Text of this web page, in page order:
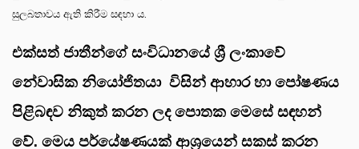
සුලබතාවය ඇති කිරීම සඳහා ය.
එක්සත් ජාතීන්ගේ සංවිධානයේ ශ්‍රී ලංකාවේ
නේවාසික නියෝජිතයා විසින් ආහාර හා පෝෂණය
පිළිබඳව නිකුත් කරන ලද පොතක මෙසේ සඳහන්
වේ. මෙය පර්යේෂණයක් ආශ්‍රයෙන් සකස් කරන